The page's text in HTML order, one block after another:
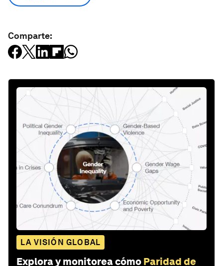
Comparte:
LA VISIÓN GLOBAL
Explora y monitorea cómo Paridad de